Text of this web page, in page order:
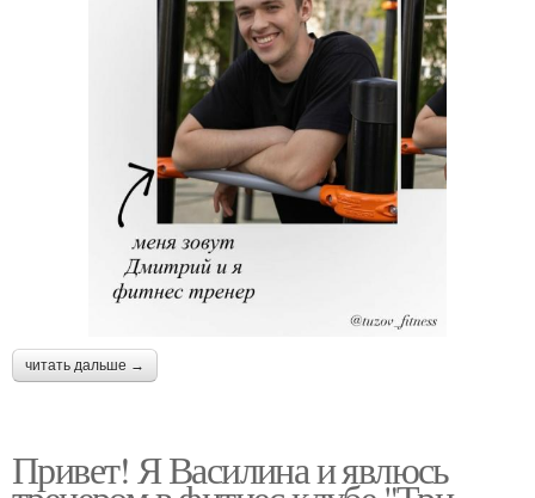
читать дальше →
Привет! Я Василина и явлюсь